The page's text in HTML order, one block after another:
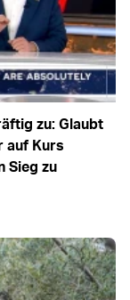
zu: Glaubt
auf Kurs
Sieg zu